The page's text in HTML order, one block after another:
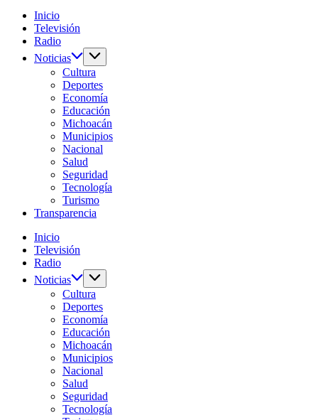
Inicio
Televisión
Radio
Noticias
Cultura
Deportes
Economía
Educación
Michoacán
Municipios
Nacional
Salud
Seguridad
Tecnología
Turismo
Transparencia
Inicio
Televisión
Radio
Noticias
Cultura
Deportes
Economía
Educación
Michoacán
Municipios
Nacional
Salud
Seguridad
Tecnología